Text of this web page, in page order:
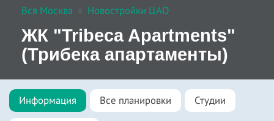
Вся Москва Новостройки ЦАО
ЖК "Tribeca Apartments"
(Трибека апартаменты)
Информация Все планировки Студии